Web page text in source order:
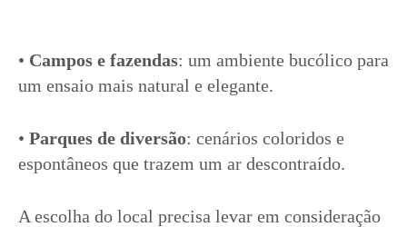
• Campos e fazendas: um ambiente bucólico para
um ensaio mais natural e elegante.
• Parques de diversão: cenários coloridos e
espontâneos que trazem um ar descontraído.
A escolha do local precisa levar em consideração